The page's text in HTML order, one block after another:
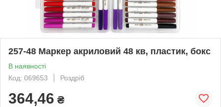
257-48 Маркер акриловий 48 кв, пластик, бокс
В наявності
Код: 069653
Роздріб
364,46 ₴